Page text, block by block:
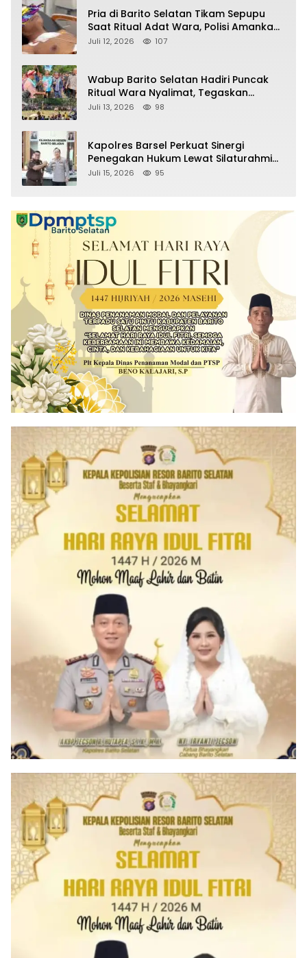
Pria di Barito Selatan Tikam Sepupu
Saat Ritual Adat Wara, Polisi Amankan
Pelaku
Juli 12, 2026 107
Wabup Barito Selatan Hadiri Puncak
Ritual Wara Nyalimat, Tegaskan
Komitmen Lestarikan Budaya Dayak
Juli 13, 2026 98
Kapolres Barsel Perkuat Sinergi
Penegakan Hukum Lewat Silaturahmi
dengan Kajari Barito Selatan
Juli 15, 2026 95